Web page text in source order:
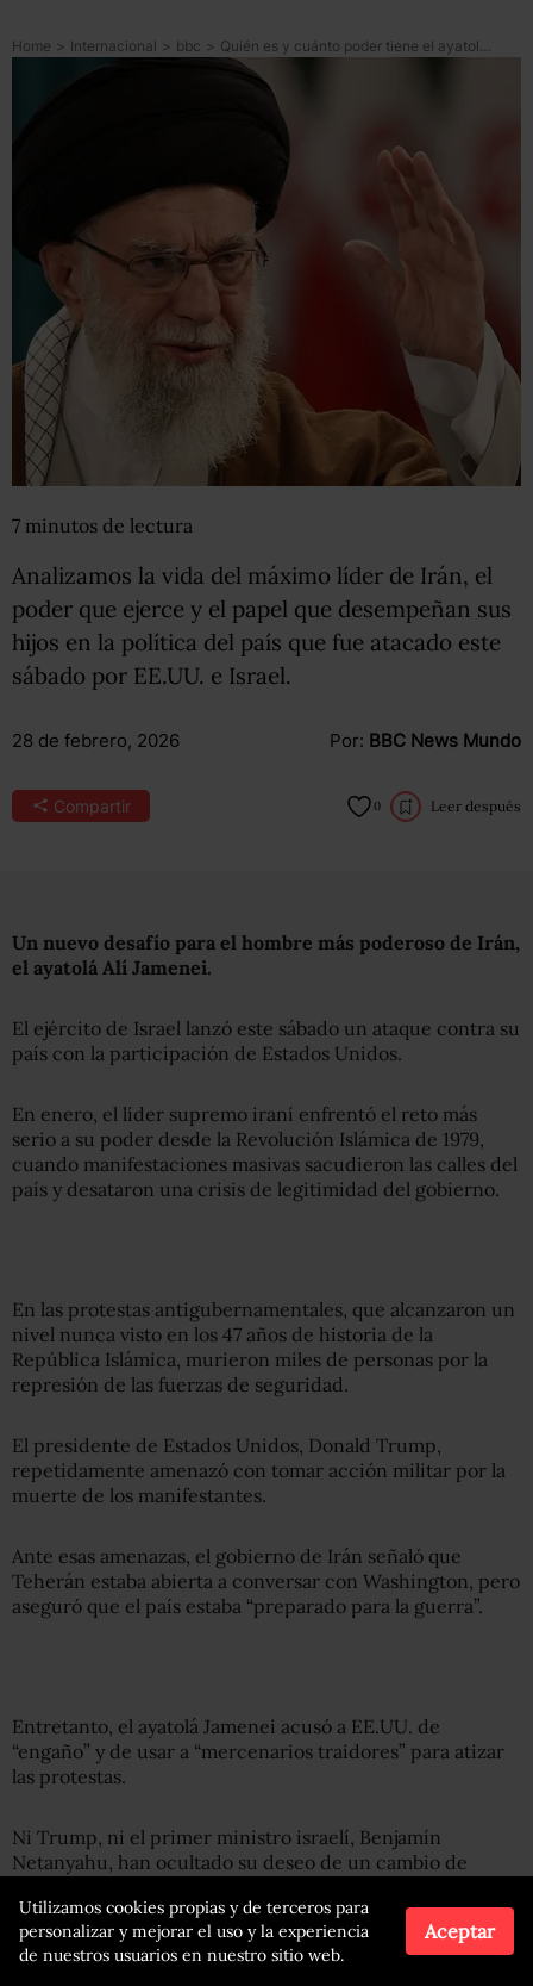
Home > Internacional > bbc >
7 minutos de lectura
Analizamos la vida del máximo líder de Irán, el
poder que ejerce y el papel que desempeñan sus
hijos en la política del país que fue atacado este
sábado por EE.UU. e Israel.
28 de febrero, 2026 Por: BBC News Mundo
Compartir 0 Leer después
Un nuevo desafío para el hombre más poderoso de Irán,
el ayatolá Alí Jamenei.
El ejército de Israel lanzó este sábado un ataque contra su
país con la participación de Estados Unidos.
En enero, el líder supremo iraní enfrentó el reto más
serio a su poder desde la Revolución Islámica de 1979,
cuando manifestaciones masivas sacudieron las calles del
país y desataron una crisis de legitimidad del gobierno.
En las protestas antigubernamentales, que alcanzaron un
nivel nunca visto en los 47 años de historia de la
República Islámica, murieron miles de personas por la
represión de las fuerzas de seguridad.
El presidente de Estados Unidos, Donald Trump,
repetidamente amenazó con tomar acción militar por la
muerte de los manifestantes.
Ante esas amenazas, el gobierno de Irán señaló que
Teherán estaba abierta a conversar con Washington, pero
aseguró que el país estaba “preparado para la guerra”.
Entretanto, el ayatolá Jamenei acusó a EE.UU. de
“engaño” y de usar a “mercenarios traidores” para atizar
las protestas.
Ni Trump, ni el primer ministro israelí, Benjamín
Netanyahu, han ocultado su deseo de un cambio de
Durante décadas, Washington e Israel han acusado a Irán
Utilizamos cookies propias y de terceros para
personalizar y mejorar el uso y la experiencia
de nuestros usuarios en nuestro sitio web.
Aceptar